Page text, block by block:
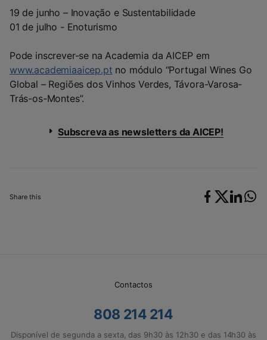
Share this
19 de junho – Inovação e Sustentabilidade
01 de julho - Enoturismo
Pode inscrever-se na Academia da AICEP em
www.academiaaicep.pt no módulo “Portugal Wines Go
Global – Regiões dos Vinhos Verdes, Távora-Varosa-
Trás-os-Montes”.
Subscreva as newsletters da AICEP!
Contactos
808 214 214
Disponível de segunda a sexta, das 9h30 às 12h30 e das 14h30 às